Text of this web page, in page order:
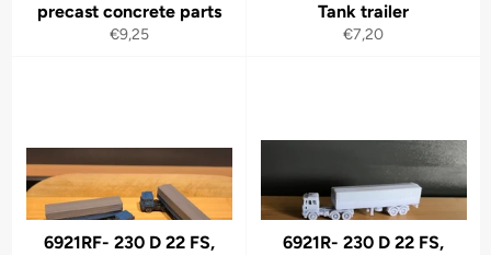
precast concrete parts
Normaler
€9,25
Tank trailer
Normaler
€7,20
6921RF- 230 D 22 FS,
6921R- 230 D 22 FS,